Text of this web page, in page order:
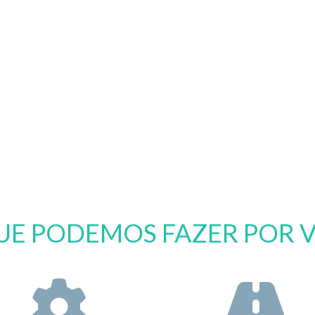
PODEMOS FAZER POR